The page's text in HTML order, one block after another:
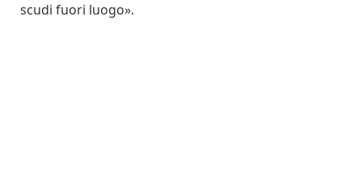
scudi fuori luogo».